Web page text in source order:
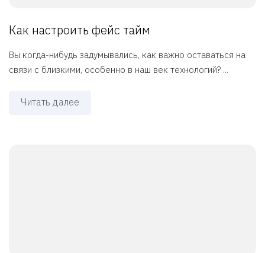
Как настроить фейс тайм
Вы когда-нибудь задумывались, как важно оставаться на
связи с близкими, особенно в наш век технологий? ...
Читать далее